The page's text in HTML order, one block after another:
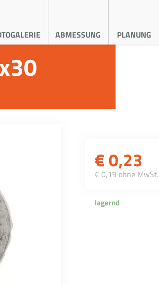
ABMESSUNG PLANUNG
€0,23
€ 0,19 ohne MwSt.
lagernd